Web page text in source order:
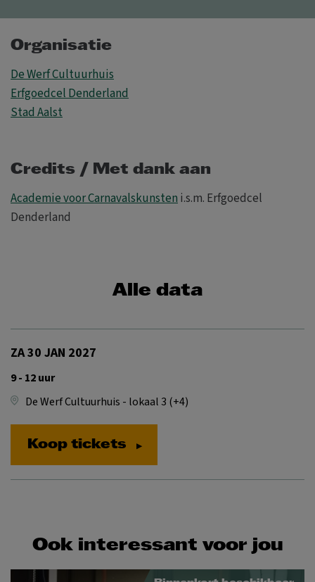
Organisatie
De Werf Cultuurhuis
Erfgoedcel Denderland
Stad Aalst
Credits / Met dank aan
Academie voor Carnavalskunsteni.s.m. Erfgoedcel
Denderland
Alle data
ZA 30 JAN 2027
9 - 12 uur
De Werf Cultuurhuis - lokaal 3 (+4)
Koop tickets
Ook interessant voor jou